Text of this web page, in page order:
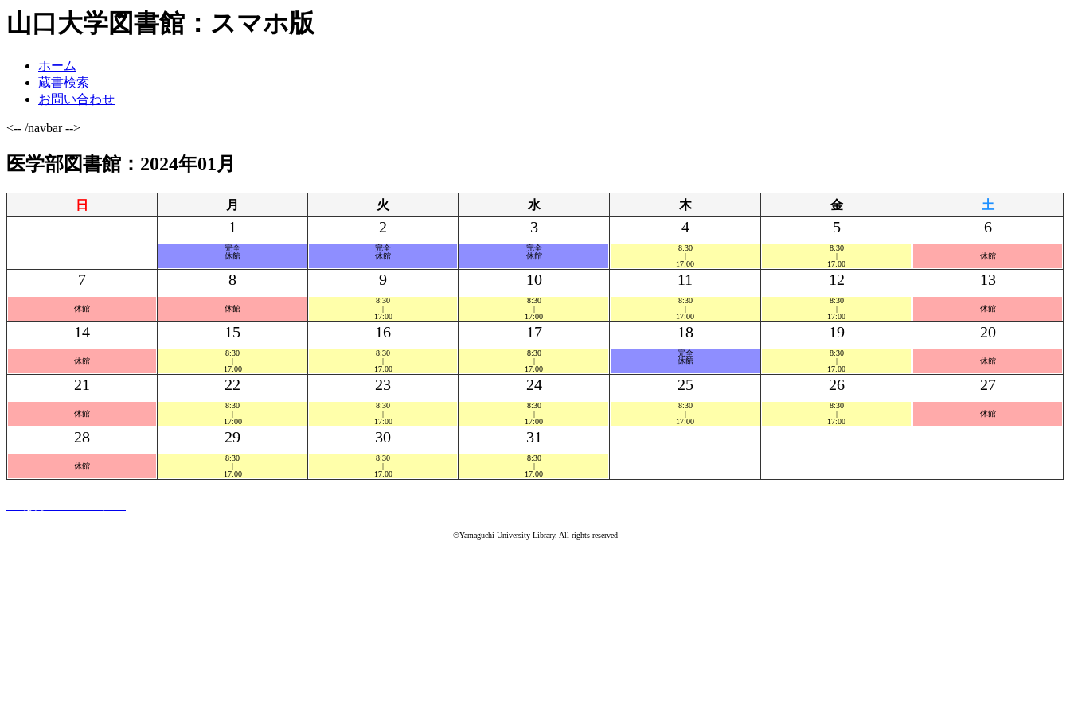
山口大学図書館：スマホ版
ホーム
蔵書検索
お問い合わせ
<-- /navbar -->
医学部図書館：2024年01月
日 月 火 水 木 金 土
1
完全
休館
2
完全
休館
3
完全
休館
4
8:30
|
17:00
5
8:30
|
17:00
6
休館
7
休館
8
休館
9
8:30
|
17:00
10
8:30
|
17:00
11
8:30
|
17:00
12
8:30
|
17:00
13
休館
14
休館
15
8:30
|
17:00
16
8:30
|
17:00
17
8:30
|
17:00
18
完全
休館
19
8:30
|
17:00
20
休館
21
休館
22
8:30
|
17:00
23
8:30
|
17:00
24
8:30
|
17:00
25
8:30
|
17:00
26
8:30
|
17:00
27
休館
28
休館
29
8:30
|
17:00
30
8:30
|
17:00
31
8:30
|
17:00
©Yamaguchi University Library. All rights reserved